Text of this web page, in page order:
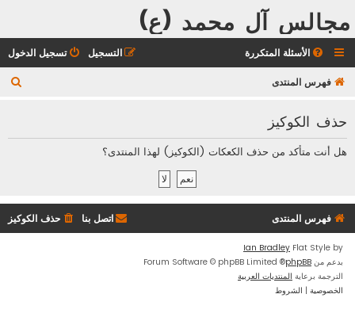
مجالس آل محمد (ع)
الأسئلة المتكررة تسجيل الدخول التسجيل
فهرس المنتدى
حذف الكوكيز
هل أنت متأكد من حذف الكعكات (الكوكيز) لهذا المنتدى؟
فهرس المنتدى حذف الكوكيز اتصل بنا
Flat Style by
Ian Bradley
بدعم من phpBB
® Forum Software © phpBB Limited
الترجمة برعاية المنتديات العربية
الخصوصية | الشروط